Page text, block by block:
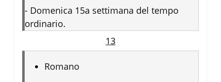
- Domenica 15a settimana del tempo
ordinario.
13
Romano